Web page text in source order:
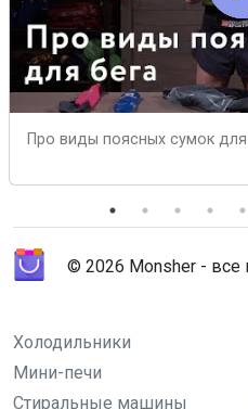
Про виды поясных сумок
© 2026 Monsher -
Холодильники
Мини-печи
Стиральные машины